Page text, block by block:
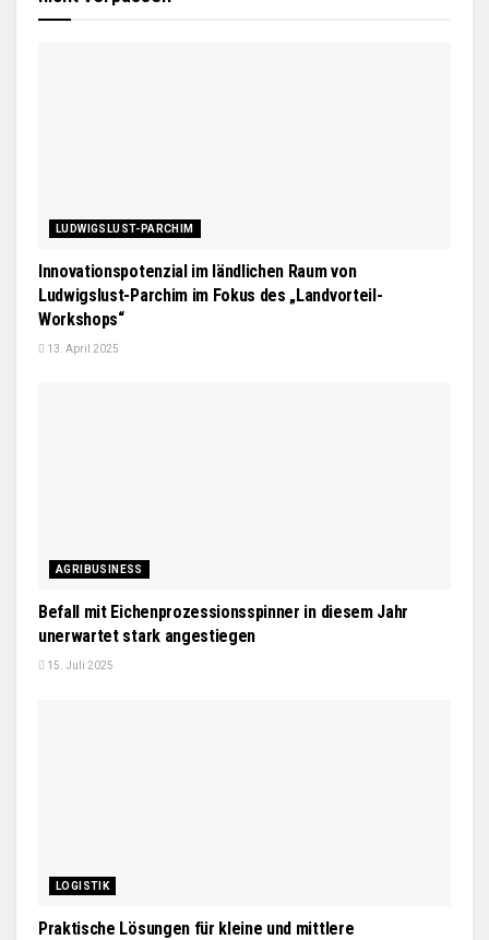
LUDWIGSLUST-PARCHIM
Innovationspotenzial im ländlichen Raum von
Ludwigslust-Parchim im Fokus des „Landvorteil-
Workshops“
13. April 2025
AGRIBUSINESS
Befall mit Eichenprozessionsspinner in diesem Jahr
unerwartet stark angestiegen
15. Juli 2025
LOGISTIK
Praktische Lösungen für kleine und mittlere